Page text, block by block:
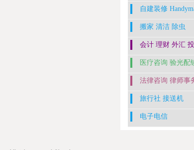
自建装修
搬家 清洁 除虫
会计 理财 外汇
医疗咨询 验光配
法律咨询 律师事
旅行社 接送机
电子电信